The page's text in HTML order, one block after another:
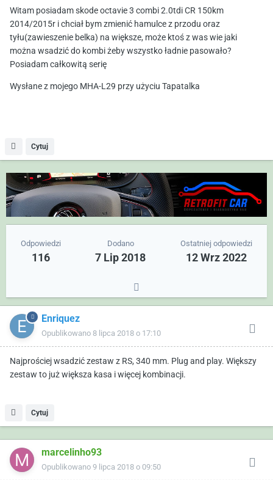
Witam posiadam skode octavie 3 combi 2.0tdi CR 150km
2014/2015r i chciał bym zmienić hamulce z przodu oraz
tyłu(zawieszenie belka) na większe, może ktoś z was wie jaki
można wsadzić do kombi żeby wszystko ładnie pasowało?
Posiadam całkowitą serię
Wysłane z mojego MHA-L29 przy użyciu Tapatalka
Cytuj
Odpowiedzi
116
Dodano
7 Lip 2018
Ostatniej odpowiedzi
12 Wrz 2022
Enriquez
Opublikowano 8 lipca 2018 o 17:10
Najprościej wsadzić zestaw z RS, 340 mm. Plug and play. Większy
zestaw to już większa kasa i więcej kombinacji.
Cytuj
marcelinho93
Opublikowano 9 lipca 2018 o 09:50